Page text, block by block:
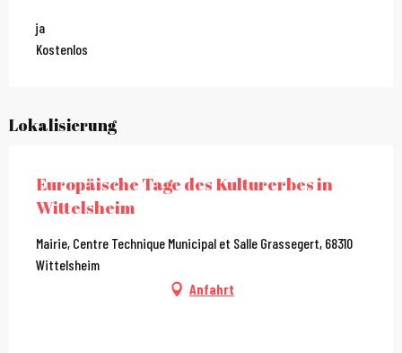
ja
Kostenlos
Lokalisierung
Europäische Tage des Kulturerbes in
Wittelsheim
Mairie, Centre Technique Municipal et Salle Grassegert, 68310
Wittelsheim
Anfahrt